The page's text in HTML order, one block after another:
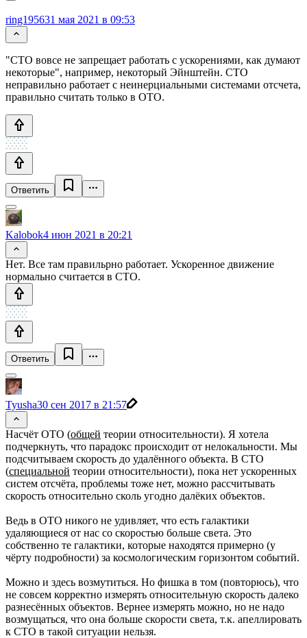
ring195631 мая 2021 в 09:53
"СТО вовсе не запрещает работать с ускорениями, как думают
некоторые", например, некоторый Эйнштейн. СТО
неправильно работает с неинерциальными системами отсчета,
правильно считать только в ОТО.
Ответить
Kalobok4 июн 2021 в 20:21
Нет. Все там правильрно работает. Ускоренное движение
нормально считается в СТО.
Ответить
Tyusha30 сен 2017 в 21:57
Насчёт ОТО (общей теории относительности). Я хотела
подчеркнуть, что парадокс происходит от нелокальности. Мы
подсчитываем скорость до удалённого объекта. В СТО
(специальной теории относительности), пока нет ускоренных
систем отсчёта, проблемы тоже нет, можно рассчитывать
скорость относительно сколь угодно далёких объектов.
Ведь в ОТО никого не удивляет, что есть галактики
удаляющиеся от нас со скоростью больше света. Это
собственно те галактики, которые находятся примерно (у
чёрту подробности) за космологическим горизонтом событий.
Можно и здесь возмутиться. Но фишка в том (повторюсь), что
не совсем корректно измерять относительную скорость далеко
разнесённых объектов. Вернее измерять можно, но не надо
возмущаться, что она больше скорости света, т.к. апеллировать
к СТО в такой ситуации нельзя.